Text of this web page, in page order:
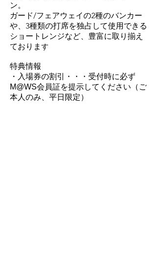
ン。
ガード/フェアウェイの2種のバンカー
や、3種類の打席を独占して使用できる
ショートレンジなど、豊富に取り揃え
ておりま す
特典情報
・入場券の割引・・・受付時に必ず
M@WS会員証を提示してください（ご
本人のみ、平日限定）